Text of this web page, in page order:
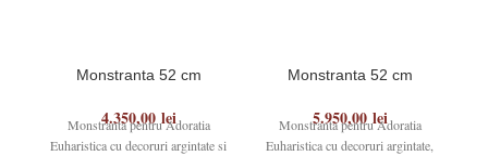
Monstranta 52 cm
4.350,00lei
Monstranta pentru Adoratia
Euharistica cu decoruri argintate si
Monstranta 52 cm
5.950,00lei
Monstranta pentru Adoratia
Euharistica cu decoruri argintate,